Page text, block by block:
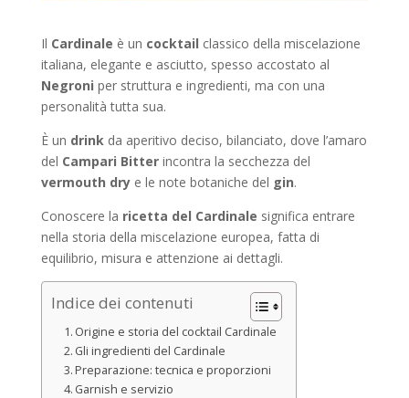
Il Cardinale è un cocktail classico della miscelazione
italiana, elegante e asciutto, spesso accostato al
Negroni per struttura e ingredienti, ma con una
personalità tutta sua.
È un drinkda aperitivo deciso, bilanciato, dove l’amaro
del Campari Bitterincontra la secchezza del
vermouth drye le note botaniche del gin.
Conoscere la ricetta del Cardinale significa entrare
nella storia della miscelazione europea, fatta di
equilibrio, misura e attenzione ai dettagli.
Indice dei contenuti
Origine e storia del cocktail Cardinale
Gli ingredienti del Cardinale
Preparazione: tecnica e proporzioni
Garnish e servizio